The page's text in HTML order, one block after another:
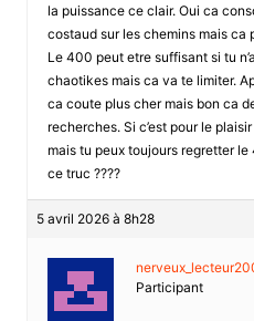
la puissance ce clair. Oui ca
costaud sur les chemins mais ca
Le 400 peut etre suffisant si tu
chaotikes mais ca va te limiter.
ca coute plus cher mais bon ca
recherches. Si c’est pour le
mais tu peux toujours regretter
ce truc ????
5 avril 2026 à 8h28
Participant